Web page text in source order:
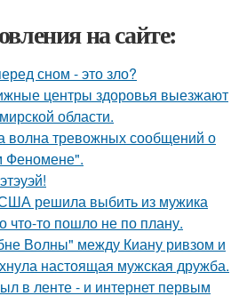
на сайте:
сном - это зло?
центры здоровья выезжают
области.
волна тревожных сообщений о
Феномене".
решила выбить из мужика
что-то пошло не по плану.
Волны" между Киану ривзом и
настоящая мужская дружба.
в ленте - и интернет первым